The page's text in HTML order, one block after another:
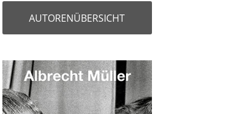
AUTORENÜBERSICHT